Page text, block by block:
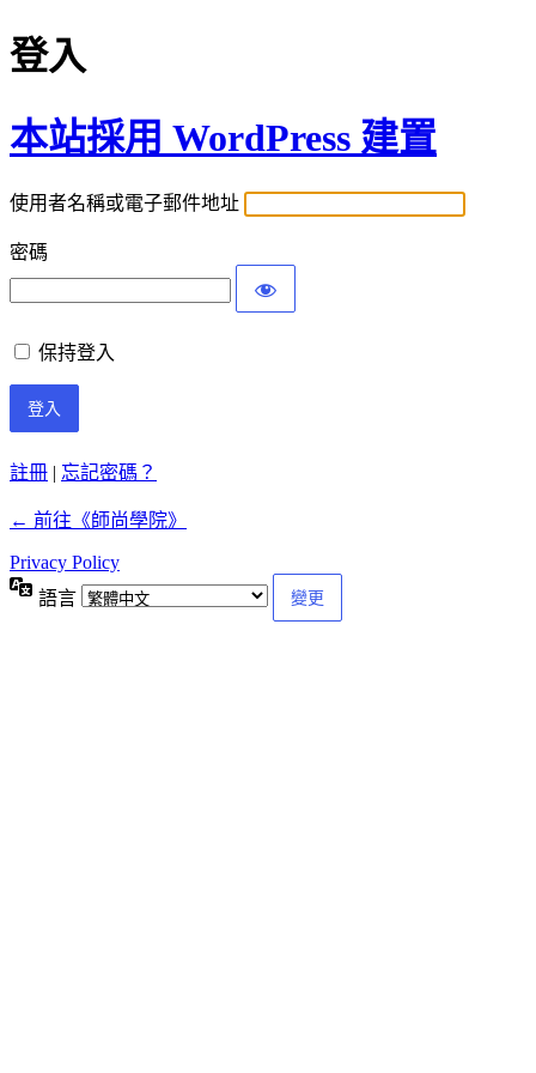
登入
本站採用 WordPress 建置
使用者名稱或電子郵件地址
密碼
保持登入
註冊 | 忘記密碼？
← 前往《師尚學院》
Privacy Policy
語言